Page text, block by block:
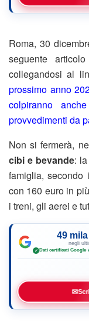
Roma, 30
seguente
collegandosi al
prossimo anno
colpiranno
provvedimenti da
Non si fermerà,
cibi e bevande:
famiglia,
con 160 euro in
i treni, gli aerei e
49
negli
✓ Dati certificati Google·
✉